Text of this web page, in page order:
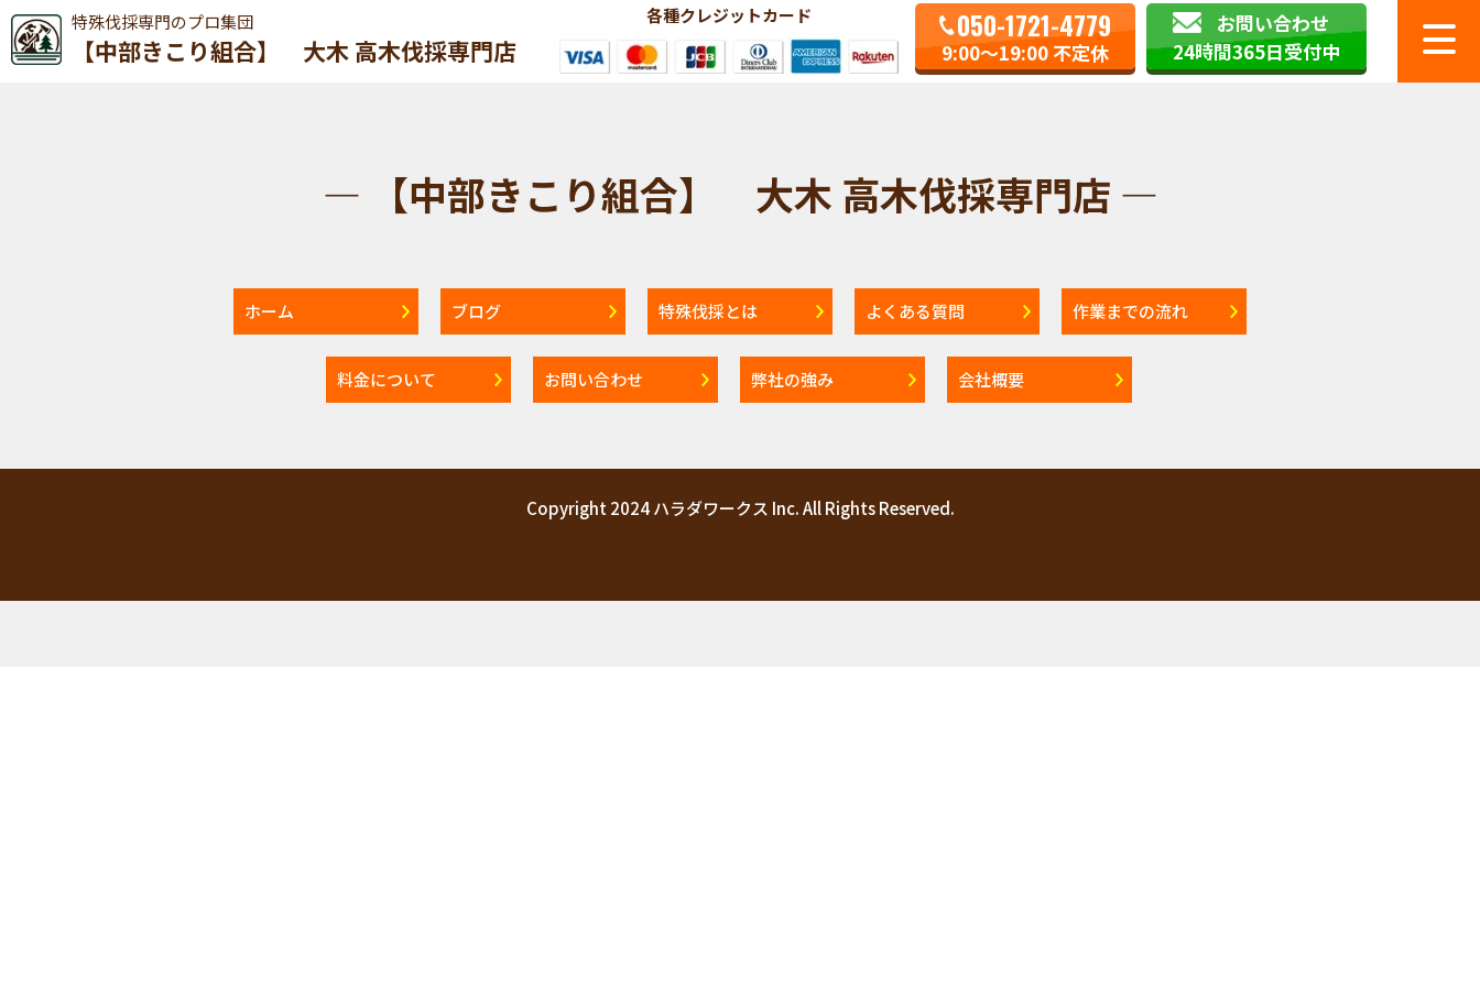
特殊伐採専門のプロ集団
【中部きこり組合】 大木 高木伐採専門店
各種クレジットカード 050-1721-4779
9:00〜19:00 不定休
お問い合わせ
24時間365日受付中
— 【中部きこり組合】 大木 高木伐採専門店 —
ホーム ブログ 特殊伐採とは よくある質問 作業までの流れ
料金について お問い合わせ 弊社の強み 会社概要
Copyright 2024 ハラダワークス Inc. All Rights Reserved.